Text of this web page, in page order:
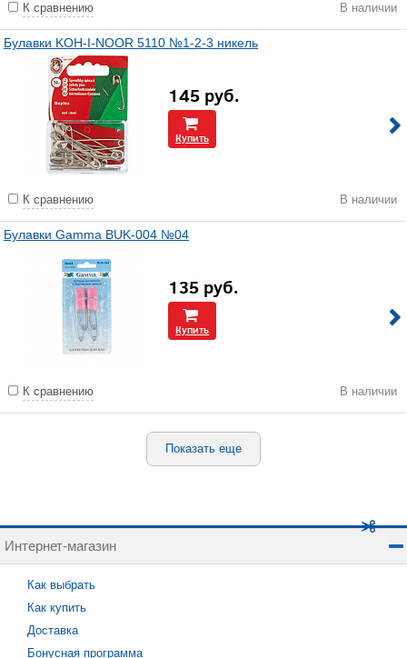
К сравнению В наличии
Булавки KOH-I-NOOR 5110 №1-2-3 никель
145 руб.
Купить
К сравнению В наличии
Булавки Gamma BUK-004 №04
135 руб.
Купить
К сравнению В наличии
Показать еще
Интернет-магазин
Как выбрать
Как купить
Доставка
Бонусная программа